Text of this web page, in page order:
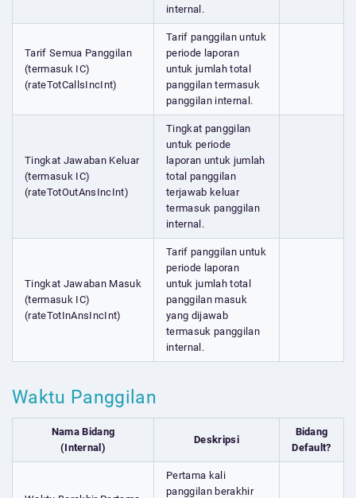
internal.
Tarif Semua Panggilan
(termasuk IC)
(rateTotCallsIncInt)
Tarif panggilan untuk
periode laporan
untuk jumlah total
panggilan termasuk
panggilan internal.
Tingkat Jawaban Keluar
(termasuk IC)
(rateTotOutAnsIncInt)
Tingkat panggilan
untuk periode
laporan untuk jumlah
total panggilan
terjawab keluar
termasuk panggilan
internal.
Tingkat Jawaban Masuk
(termasuk IC)
(rateTotInAnsIncInt)
Tarif panggilan untuk
periode laporan
untuk jumlah total
panggilan masuk
yang dijawab
termasuk panggilan
internal.
Waktu Panggilan
Nama Bidang
(Internal)
Deskripsi
Bidang
Default?
Pertama kali
panggilan berakhir